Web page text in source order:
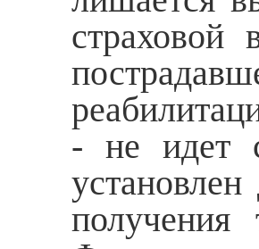
страховой
- не идет
получения